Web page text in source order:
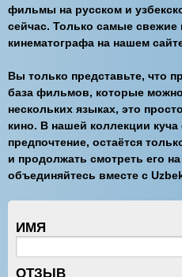
фильмы на русском и
сейчас. Только самые свежие
кинематографа на нашем
Вы только представьте, что
база фильмов, которые
нескольких языках, это
кино. В нашей коллекции
предпочтение, остаётся
и продолжать смотреть его
объединяйтесь вместе с
ИМЯ
ОТЗЫВ